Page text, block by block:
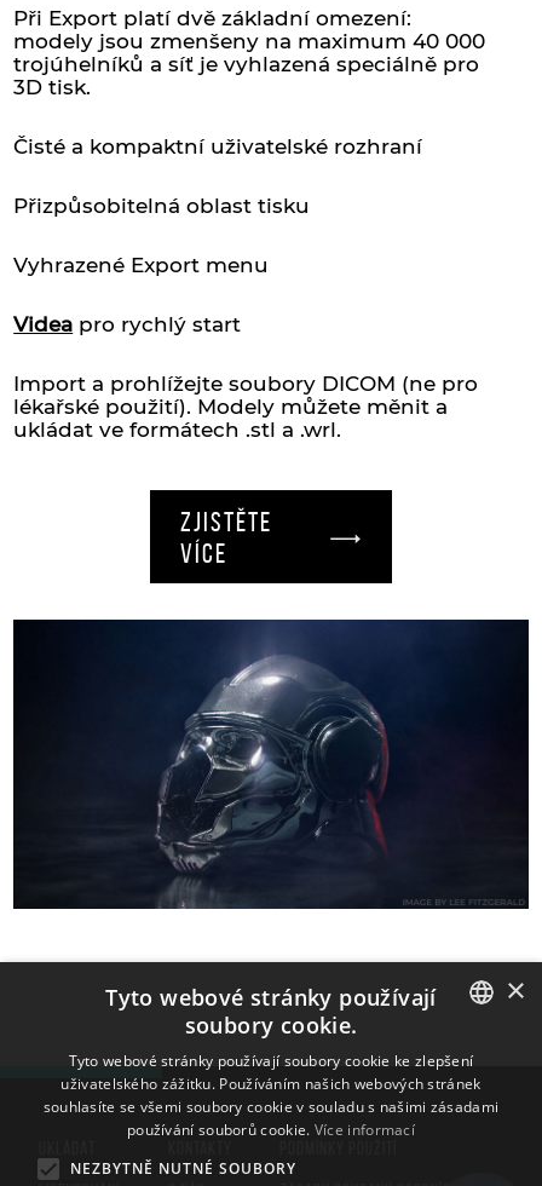
Při Export platí dvě základní omezení:
modely jsou zmenšeny na maximum 40 000
trojúhelníků a síť je vyhlazená speciálně pro
3D tisk.
Čisté a kompaktní uživatelské rozhraní
Přizpůsobitelná oblast tisku
Vyhrazené Export menu
Videa pro rychlý start
Import a prohlížejte soubory DICOM (ne pro
lékařské použití). Modely můžete měnit a
ukládat ve formátech .stl a .wrl.
ZJISTĚTE
VÍCE
ENGLISH
×
Tyto webové stránky používají
soubory cookie.
Tyto webové stránky používají soubory cookie ke zlepšení
uživatelského zážitku. Používáním našich webových stránek
souhlasíte se všemi soubory cookie v souladu s našimi zásadami
používání souborů cookie. Více informací
NEZBYTNĚ NUTNÉ SOUBORY